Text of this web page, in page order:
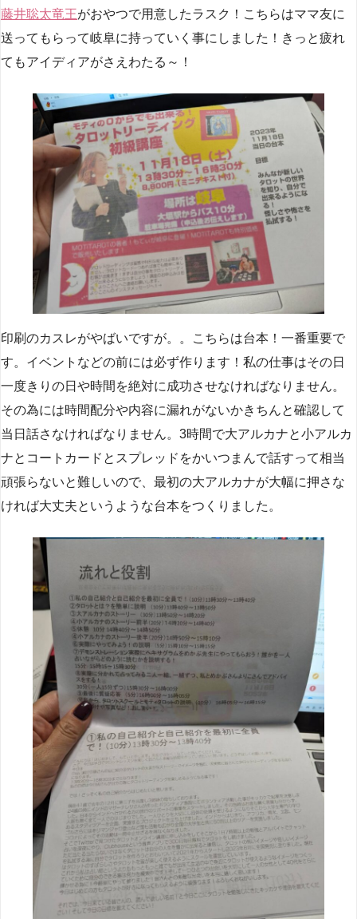
藤井聡太竜王がおやつで用意したラスク！こちらはママ友に
送ってもらって岐阜に持っていく事にしました！きっと疲れ
てもアイディアがさえわたる～！
印刷のカスレがやばいですが。。こちらは台本！一番重要で
す。イベントなどの前には必ず作ります！私の仕事はその日
一度きりの日や時間を絶対に成功させなければなりません。
その為には時間配分や内容に漏れがないかきちんと確認して
当日話さなければなりません。3時間で大アルカナと小アルカ
ナとコートカードとスプレッドをかいつまんで話すって相当
頑張らないと難しいので、最初の大アルカナが大幅に押さな
ければ大丈夫というような台本をつくりました。